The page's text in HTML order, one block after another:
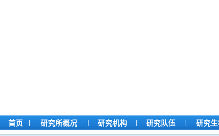
首页 | 研究所概况 | 研究机构 | 研究队伍 | 研究